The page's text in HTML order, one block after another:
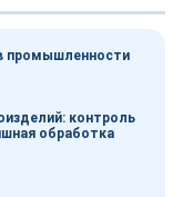
промышленности
контроль
обработка